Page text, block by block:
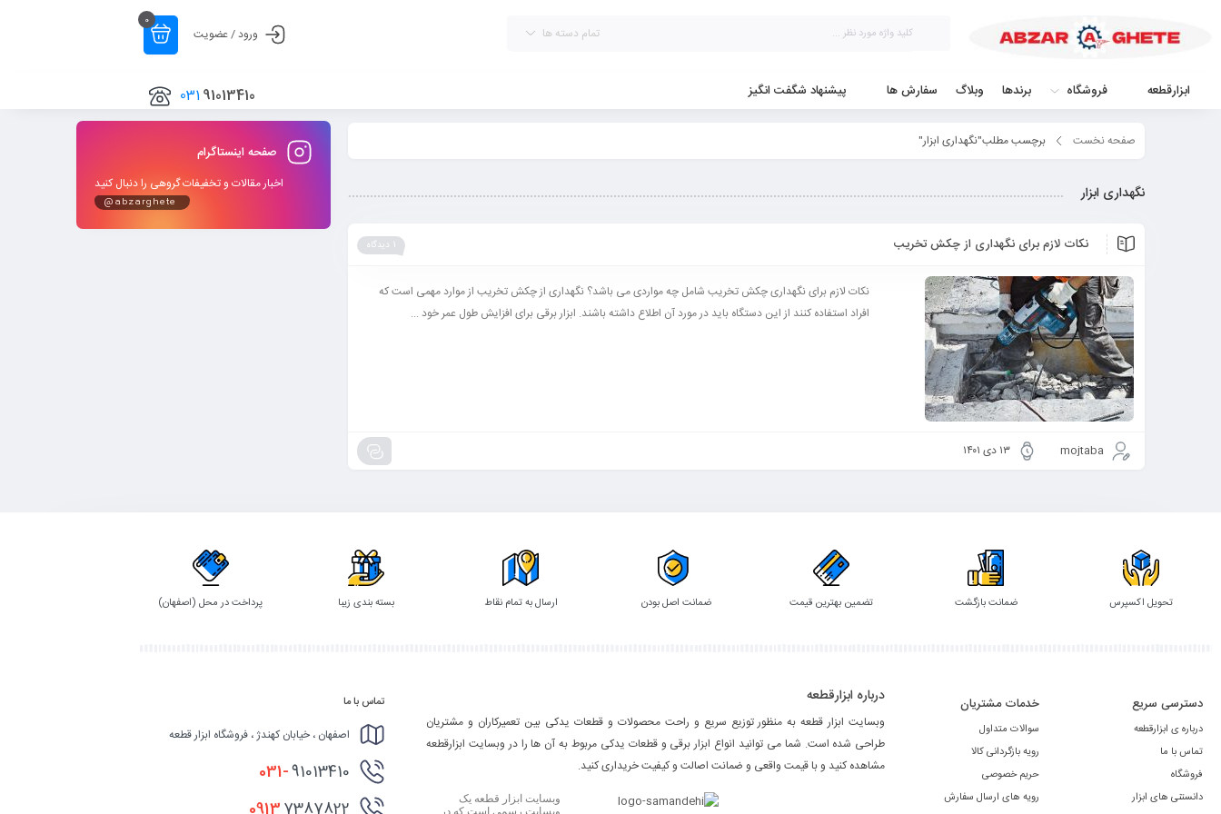
تمام دسته ها ورود / عضویت
0
ابزارقطعه فروشگاه برندها وبلاگ سفارش ها پیشنهاد شگفت انگیز 91013410
031
صفحه نخست برچسب مطلب"نگهداری ابزار"
نگهداری ابزار
1 دیدگاه نکات لازم برای نگهداری از چکش تخریب
نکات لازم برای نگهداری چکش تخریب شامل چه مواردی می باشد؟ نگهداری از چکش تخریب از موارد مهمی است که
افراد استفاده کنند از این دستگاه باید در مورد آن اطلاع داشته باشند. ابزار برقی برای افزایش طول عمر خود ...
mojtaba ۱۳ دی ۱۴۰۱
صفحه اینستاگرام
اخبار مقالات و تخفیفات گروهی را دنبال کنید
@abzarghete
تحویل اکسپرس ضمانت بازگشت تضمین بهترین قیمت ضمانت اصل بودن ارسال به تمام نقاط بسته بندی زیبا پرداخت در محل (اصفهان)
دسترسی سریع
درباره ی ابزارقطعه
تماس با ما
فروشگاه
دانستنی های ابزار
خدمات مشتریان
سوالات متداول
رویه بازگردانی کالا
حریم خصوصی
رویه های ارسال سفارش
درباره ابزارقطعه
وبسایت ابزار قطعه به منظور توزیع سریع و راحت محصولات و قطعات یدکی بین تعمیرکاران و مشتریان
طراحی شده است. شما می توانید انواع ابزار برقی و قطعات یدکی مربوط به آن ها را در وبسایت ابزارقطعه
مشاهده کنید و با قیمت واقعی و ضمانت اصالت و کیفیت خریداری کنید.
وبسایت ابزار قطعه یک
وبسایت رسمی است که در
تماس با ما
اصفهان ، خیابان کهندژ ، فروشگاه ابزار قطعه
031-91013410